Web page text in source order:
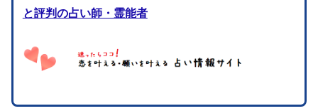
と評判の占い師・霊能者